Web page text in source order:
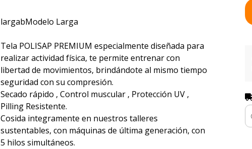
largabModelo Larga
Tela POLISAP PREMIUM especialmente diseñada para
realizar actividad física, te permite entrenar con
libertad de movimientos, brindándote al mismo tiempo
seguridad con su compresión.
Secado rápido , Control muscular , Protección UV ,
Pilling Resistente.
Cosida integramente en nuestros talleres
sustentables, con máquinas de última generación, con
5 hilos simultáneos.